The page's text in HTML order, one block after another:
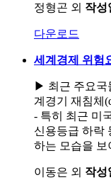
정형곤 외 작성
다운로드
세계경제 위험
▶ 최근 주요국
계경기 재침체
- 특히 최근 미
신용등급 하락
하는 모습을 보
이동은 외 작성